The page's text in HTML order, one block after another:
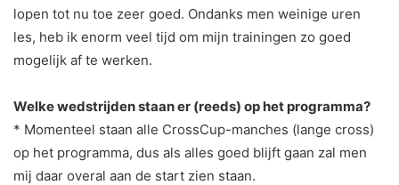
lopen tot nu toe zeer goed. Ondanks men weinige uren
les, heb ik enorm veel tijd om mijn trainingen zo goed
mogelijk af te werken.
Welke wedstrijden staan er (reeds) op het programma?
* Momenteel staan alle CrossCup-manches (lange cross)
op het programma, dus als alles goed blijft gaan zal men
mij daar overal aan de start zien staan.